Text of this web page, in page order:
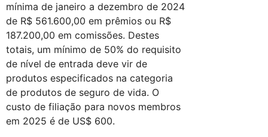
mínima de janeiro a dezembro de 2024
de R$ 561.600,00 em prêmios ou R$
187.200,00 em comissões. Destes
totais, um mínimo de 50% do requisito
de nível de entrada deve vir de
produtos especificados na categoria
de produtos de seguro de vida. O
custo de filiação para novos membros
em 2025 é de US$ 600.